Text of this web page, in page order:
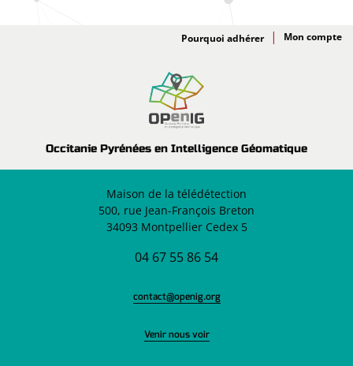
Occitanie Pyrénées en Intelligence Géomatique
Adhésion
Pourquoi adhérer
Maison de la télédétection
500, rue Jean-François Breton
34093 Montpellier Cedex 5
04 67 55 86 54
contact@openig.org
Venir nous voir